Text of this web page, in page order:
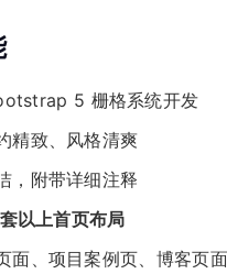
5 栅格系统开发
精致、风格清爽
，附带详细注释
以上首页布局
面、项目案例页、博客页面